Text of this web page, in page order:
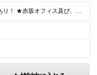
★リモートワークあり！ ★赤坂オフィス及び、東京都内の各プロジェクト先にて勤務していただきます ■赤坂オフィス 東京都港区元赤坂1丁目3-13 赤坂センタービルディング15階 ※転居を伴う転勤なし